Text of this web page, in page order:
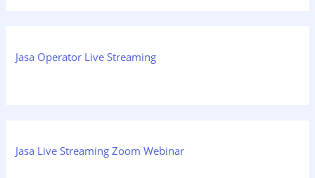
Jasa Operator Live Streaming
Jasa Live Streaming Zoom Webinar